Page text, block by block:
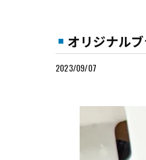
オリジナル
2023/09/07